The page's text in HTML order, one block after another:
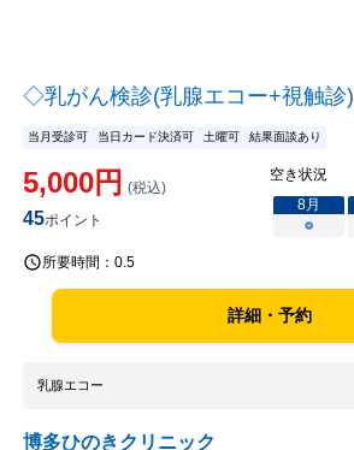
◇乳がん検診(乳腺エコー+視触診)
当月受診可 当日カード決済可 土曜可 結果面談あり
5,000円 (税込)
45ポイント
空き状況
8月
○
所要時間： 0.5
詳細・予約
乳腺エコー
博多ひのきクリニック